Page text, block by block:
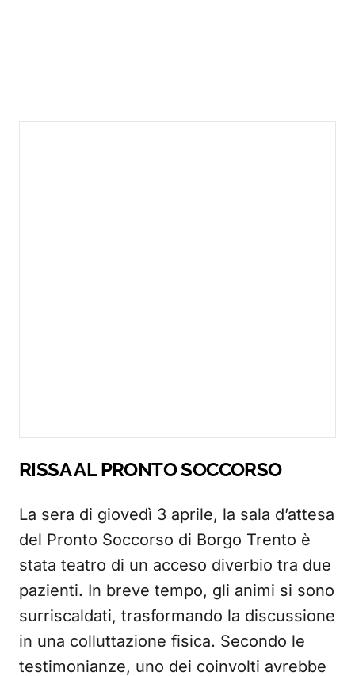
RISSA AL PRONTO SOCCORSO
La sera di giovedì 3 aprile, la sala d’attesa
del Pronto Soccorso di Borgo Trento è
stata teatro di un acceso diverbio tra due
pazienti. In breve tempo, gli animi si sono
surriscaldati, trasformando la discussione
in una colluttazione fisica. Secondo le
testimonianze, uno dei coinvolti avrebbe